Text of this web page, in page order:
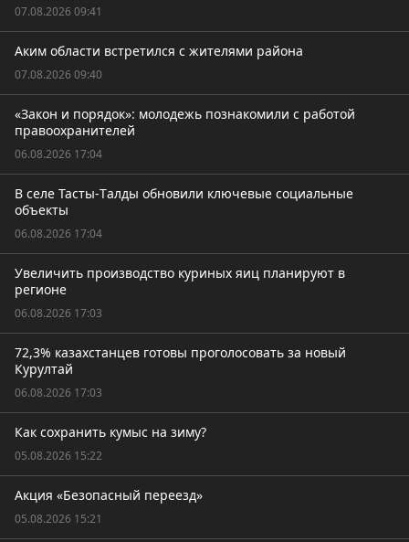
07.08.2026 09:41
Аким области встретился с жителями района
07.08.2026 09:40
«Закон и порядок»: молодежь познакомили с работой
правоохранителей
06.08.2026 17:04
В селе Тасты-Tалды обновили ключевые социальные
объекты
06.08.2026 17:04
Увеличить производство куриных яиц планируют в
регионе
06.08.2026 17:03
72,3% казахстанцев готовы проголосовать за новый
Курултай
06.08.2026 17:03
Как сохранить кумыс на зиму?
05.08.2026 15:22
Акция «Безопасный переезд»
05.08.2026 15:21